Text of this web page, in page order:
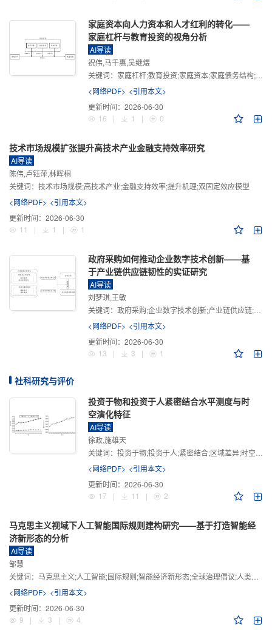
家庭资本向人力资本和人才红利的转化——
家庭杠杆与教育投资的视角分析
AI导读
祝伟,马千惠,吴继煜
关键词： 家庭杠杆;教育投资;家庭资本;家庭债务结构;CHFS
<网络PDF> <引用本文>
更新时间： 2026-06-30
16
| 1 | 0
技术市场规模扩张提升高技术产业金融支持效率研究
AI导读
陈伟,卢钰萍,林晖桐
关键词： 技术市场规模;高技术产业;金融支持效率;提升机理;双固定效应模型
<网络PDF> <引用本文>
更新时间： 2026-06-30
11
| 1 | 1
政府采购如何推动企业数字技术创新——基
于产业链供应链韧性的实证研究
AI导读
刘梦琪,王敏
关键词： 政府采购;企业数字技术创新;产业链供应链;产业链供应链韧性;需求侧财政政策
<网络PDF> <引用本文>
更新时间： 2026-06-30
13
| 3 | 1
社科研究与评价
投资于物和投资于人紧密结合水平测度与时
空演化特征
AI导读
徐政,施雄天
关键词： 投资于物;投资于人;紧密结合;区域差异;时空演化
<网络PDF> <引用本文>
更新时间： 2026-06-30
17
| 11 | 2
马克思主义视域下人工智能国际规则建构研究——基于打造智能经
济新形态的分析
AI导读
邹慧
关键词： 马克思主义;人工智能;国际规则;智能经济新形态;全球治理倡议;人类命运共同体
<网络PDF> <引用本文>
更新时间： 2026-06-30
9
| 3 | 4